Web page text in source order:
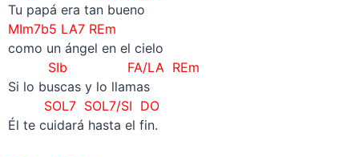
Tu papá era tan bueno
MIm7b5 LA7 REm
como un ángel en el cielo
SIb FA/LA REm
Si lo buscas y lo llamas
SOL7 SOL7/SI DO
Él te cuidará hasta el fin.